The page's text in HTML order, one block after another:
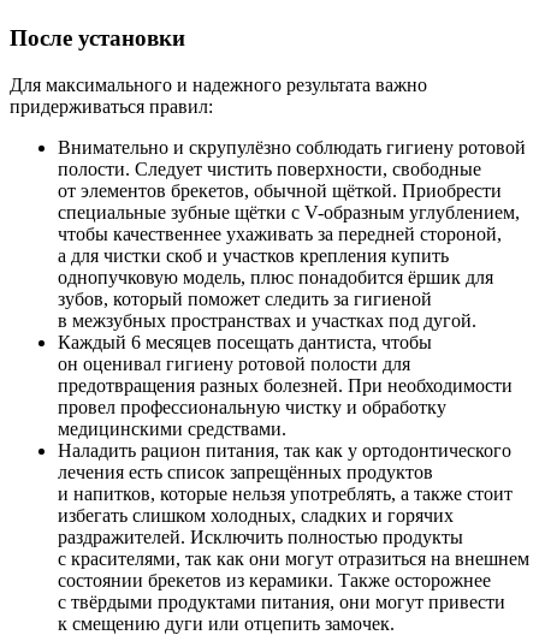
После установки
Для максимального и надежного результата важно
придерживаться правил:
Внимательно и скрупулёзно соблюдать гигиену ротовой
полости. Следует чистить поверхности, свободные
от элементов брекетов, обычной щёткой. Приобрести
специальные зубные щётки с V-образным углублением,
чтобы качественнее ухаживать за передней стороной,
а для чистки скоб и участков крепления купить
однопучковую модель, плюс понадобится ёршик для
зубов, который поможет следить за гигиеной
в межзубных пространствах и участках под дугой.
Каждый 6 месяцев посещать дантиста, чтобы
он оценивал гигиену ротовой полости для
предотвращения разных болезней. При необходимости
провел профессиональную чистку и обработку
медицинскими средствами.
Наладить рацион питания, так как у ортодонтического
лечения есть список запрещённых продуктов
и напитков, которые нельзя употреблять, а также стоит
избегать слишком холодных, сладких и горячих
раздражителей. Исключить полностью продукты
с красителями, так как они могут отразиться на внешнем
состоянии брекетов из керамики. Также осторожнее
с твёрдыми продуктами питания, они могут привести
к смещению дуги или отцепить замочек.